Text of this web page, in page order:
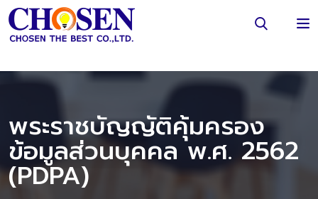
พระราชบัญญัติคุ้มครอง
ข้อมูลส่วนบุคคล พ.ศ. 2562
(PDPA)